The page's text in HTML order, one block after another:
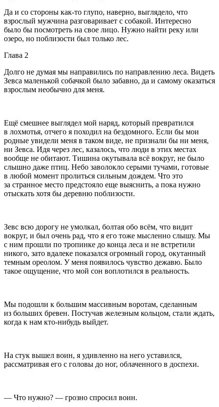
Да и со стороны как-то глупо, наверно, выглядело, что
взрослый мужчина разговаривает с собакой. Интересно
было бы посмотреть на свое лицо. Нужно найти реку или
озеро, но поблизости был только лес.
Глава 2
Долго не думая мы направились по направлению леса. Видеть
Зевса маленькой собачкой было забавно, да и самому оказаться
взрослым необычно для меня.
Ещё смешнее выглядел мой наряд, который превратился
в лохмотья, отчего я походил на бездомного. Если бы мои
родные увидели меня в таком виде, не признали бы ни меня,
ни Зевса. Идя через лес, казалось, что люди в этих местах
вообще не обитают. Тишина окутывала всё вокруг, не было
слышно даже птиц. Небо заволокло серыми тучами, готовые
в любой момент пролиться сильным дождем. Что это
за странное место предстояло еще выяснить, а пока нужно
отыскать хотя бы деревню поблизости.
Зевс всю дорогу не умолкал, болтая обо всём, что видит
вокруг, и был очень рад, что я его тоже мысленно слышу. Мы
с ним прошли по тропинке до конца леса и не встретили
никого, зато вдалеке показался огромный город, окутанный
темным ореолом. У меня появилось чувство дежавю. Было
такое ощущение, что мой сон воплотился в реальность.
Мы подошли к большим массивным воротам, сделанным
из больших бревен. Постучав железным кольцом, стали ждать,
когда к нам кто-нибудь выйдет.
На стук вышел воин, я удивленно на него уставился,
рассматривая его с головы до ног, облаченного в доспехи.
— Что нужно? — грозно спросил воин.